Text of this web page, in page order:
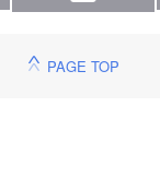
PAGE TOP